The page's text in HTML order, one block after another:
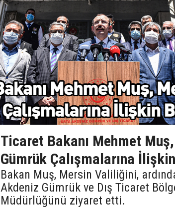
Ticaret Bakanı Mehmet
Gümrük Çalışmalarına
Bakan Muş, Mersin Valiliğini,
Akdeniz Gümrük ve Dış Ticaret
Müdürlüğünü ziyaret etti.